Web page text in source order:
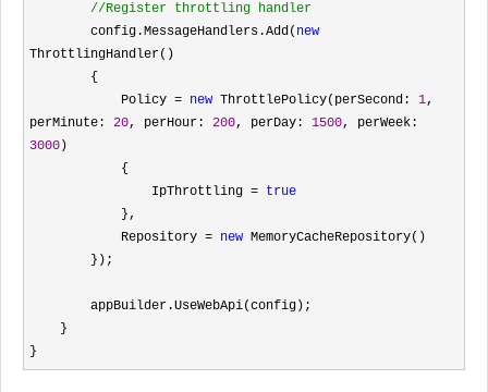
//Register throttling handler
        config.MessageHandlers.Add(
new
ThrottlingHandler()
            Policy
= new ThrottlePolicy(perSecond: 1,
perMinute: 20, perHour: 200, perDay: 1500
3000 )
                IpThrottling
= true
            Repository
= new MemoryCacheRepository()
}